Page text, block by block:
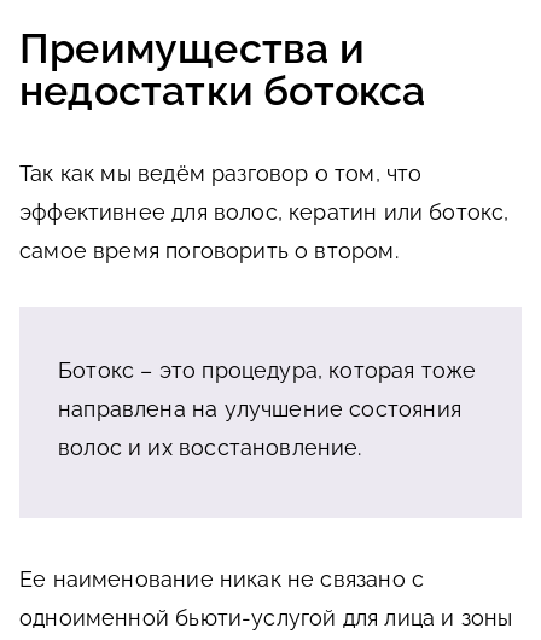
Преимущества и
недостатки ботокса
Так как мы ведём разговор о том, что
эффективнее для волос, кератин или ботокс,
самое время поговорить о втором.
Ботокс – это процедура, которая тоже
направлена на улучшение состояния
волос и их восстановление.
Ее наименование никак не связано с
одноименной бьюти-услугой для лица и зоны